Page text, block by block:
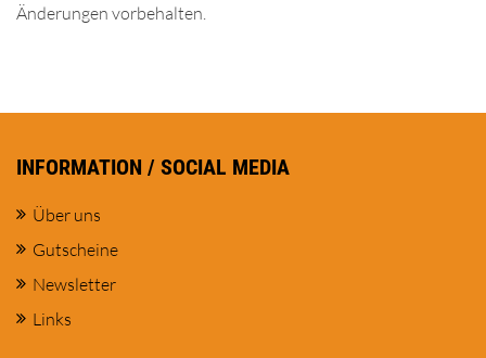
Änderungen vorbehalten.
INFORMATION / SOCIAL MEDIA
Über uns
Gutscheine
Newsletter
Links